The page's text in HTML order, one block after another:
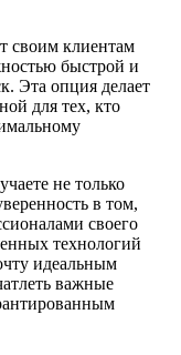
своим клиентам
быстрой и
Эта опция делает
для тех, кто
не только
в том,
своего
технологий
идеальным
важные